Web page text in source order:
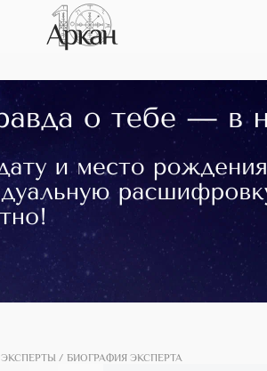
ЭКСПЕРТЫ БИОГРАФИЯ ЭКСПЕРТА